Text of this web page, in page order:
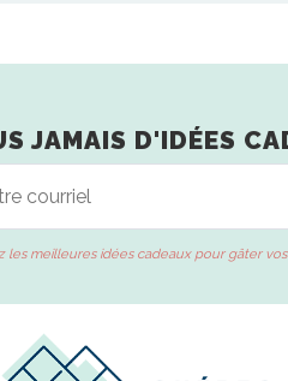
JAMAIS D'IDÉES
meilleures idées cadeaux pour gâter